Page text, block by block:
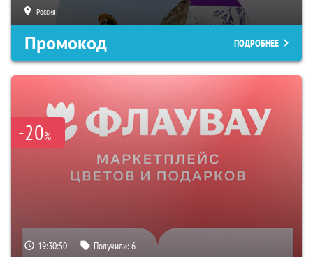
Россия
Промокод ПОДРОБНЕЕ
-20%
19:30:49 Получили:6